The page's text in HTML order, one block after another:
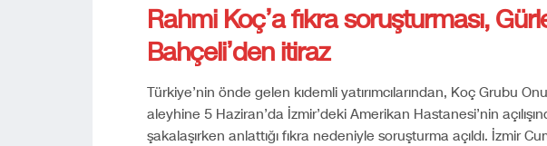
Rahmi Koç’a fıkra soruşturması,
Bahçeli’den itiraz
Türkiye’nin önde gelen kıdemli yatırımcılarından, Koç Grubu
aleyhine 5 Haziran’da İzmir’deki Amerikan Hastanesi’nin
şakalaşırken anlattığı fıkra nedeniyle soruşturma açıldı. İzmir